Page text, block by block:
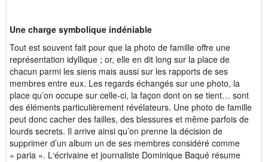
Une charge symbolique indéniable
Tout est souvent fait pour que la photo de famille offre une
représentation idyllique ; or, elle en dit long sur la place de
chacun parmi les siens mais aussi sur les rapports de ses
membres entre eux. Les regards échangés sur une photo, la
place qu’on occupe sur celle-ci, la façon dont on se tient… sont
des éléments particulièrement révélateurs. Une photo de famille
peut donc cacher des failles, des blessures et même parfois de
lourds secrets. Il arrive ainsi qu’on prenne la décision de
supprimer d’un album un de ses membres considéré comme
« paria ». L‘écrivaine et journaliste Dominique Baqué résume